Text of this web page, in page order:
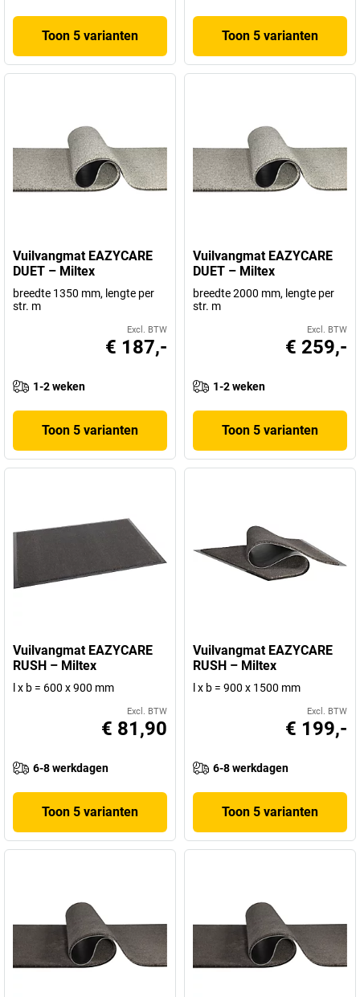
Toon 5 varianten Toon 5 varianten
Vuilvangmat EAZYCARE
DUET – Miltex
breedte 1350 mm, lengte per
str. m
Excl. BTW
€ 187,-
1-2 weken
Toon 5 varianten
Vuilvangmat EAZYCARE
DUET – Miltex
breedte 2000 mm, lengte per
str. m
Excl. BTW
€ 259,-
1-2 weken
Toon 5 varianten
Vuilvangmat EAZYCARE
RUSH – Miltex
l x b = 600 x 900 mm
Excl. BTW
€ 81,90
6-8 werkdagen
Toon 5 varianten
Vuilvangmat EAZYCARE
RUSH – Miltex
l x b = 900 x 1500 mm
Excl. BTW
€ 199,-
6-8 werkdagen
Toon 5 varianten